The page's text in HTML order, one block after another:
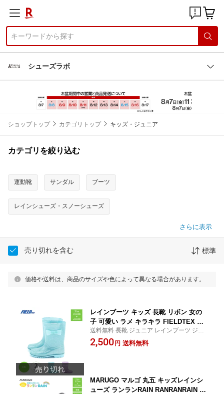
シューズラボ
ショップトップ カテゴリトップ キッズ・ジュニア
カテゴリを絞り込む
運動靴 サンダル ブーツ
レインシューズ・スノーシューズ
さらに表示
売り切れを含む 標準
価格や送料は、商品のサイズや色によって異なる場合があります。
レインブーツ キッズ 長靴 リボン 女の
子 可愛い ラメ キラキラ FIELDTEX フ
ィールドテックス FT-9006J 水色 紫 パ
ープル ブーツ ジュニア長靴 ジュニアレ
送料無料 長靴 ジュニア レインブーツ ジュ
ニアレインブーツ ラメ キラキラ 19cm 20c
m 21cm 22cm
2,500 円 送料無料
MARUGO マルゴ 丸五 キッズレインシ
ューズ ランランRAIN RANRANRAIN 子